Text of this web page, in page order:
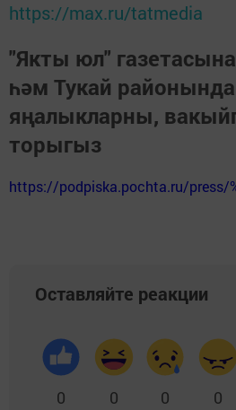
https://max.ru/tatmedia
"Якты юл"
һәм Тукай
яңалыкларны,
торыгыз
https://podpiska.pochta.ru/press/
Оставляйте реакции
0 0 0 0